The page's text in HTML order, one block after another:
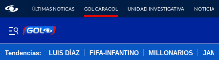
ÚLTIMAS NOTICAS GOL CARACOL UNIDAD INVESTIGATIVA NOTICIAS
Tendencias: LUIS DÍAZ FIFA-INFANTINO MILLONARIOS